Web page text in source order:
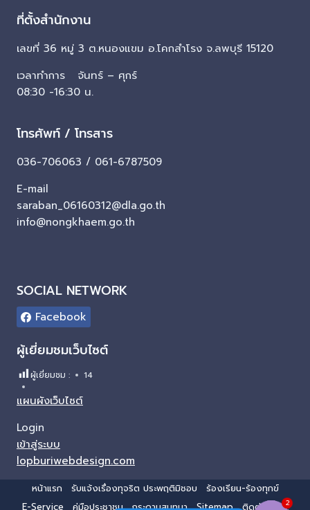
ที่ตั้งสำนักงาน
เลขที่ 36 หมู่ 3 ต.หนองแขม อ.โคกสำโรง จ.ลพบุรี 15120
เวลาทำการ จันทร์ – ศุกร์
08:30 -16:30 น.
โทรศัพท์ / โทรสาร
036-706063 / 061-6787509
E-mail
saraban_06160312@dla.go.th
info@nongkhaem.go.th
SOCIAL NETWORK
Facebook
ผู้เยี่ยมชมเว็บไซต์
ผู้เยี่ยมชม : 14
แผนผังเว็บไซต์
Login
เข้าสู่ระบบ
lopburiwebdesign.com
หน้าแรก รับแจ้งเรื่องทุจริต ประพฤติมิชอบ
ร้องเรียน-ร้องทุกข์
E-Service
คู่มือประชาชน กระดานสนทนา Sitemap ติดต่อ อบต.2